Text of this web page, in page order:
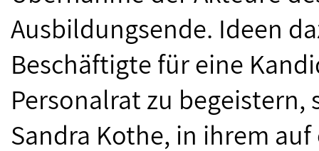
Ausbildungsende. Ideen
Beschäftigte für eine
Personalrat zu
Sandra Kothe, in ihrem